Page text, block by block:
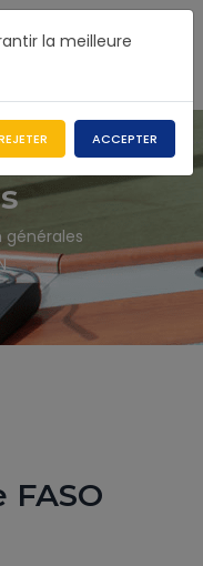
FASO
la meilleure
ACCEPTER